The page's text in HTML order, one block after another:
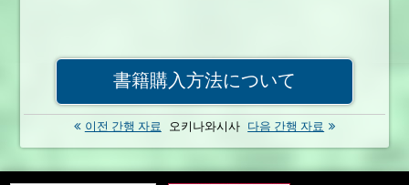
書籍購入方法について
이전 간행 자료 오키나와시사 다음 간행 자료